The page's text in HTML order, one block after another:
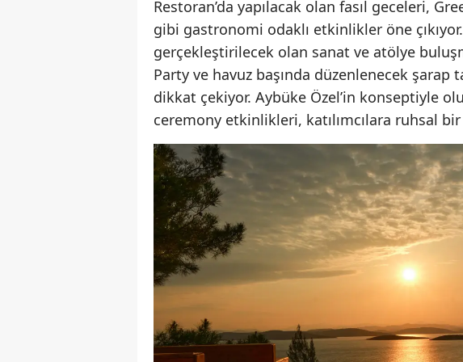
Restoran’da yapılacak olan fasıl geceleri,
gibi gastronomi odaklı etkinlikler öne
gerçekleştirilecek olan sanat ve atölye
Party ve havuz başında düzenlenecek şarap
dikkat çekiyor. Aybüke Özel’in konseptiyle
ceremony etkinlikleri, katılımcılara ruhsal